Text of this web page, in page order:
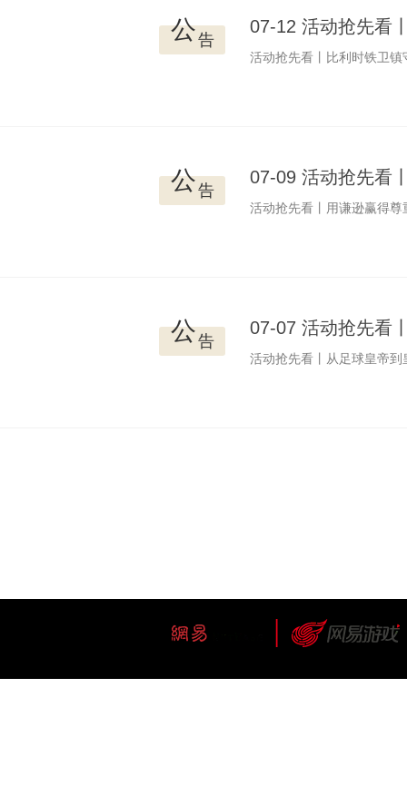
07-12 活动抢先看
活动抢先看丨比利时铁卫
公告
07-09 活动抢先看
活动抢先看丨用谦逊赢得尊
公告
07-07 活动抢先看
活动抢先看丨从足球皇帝
公告